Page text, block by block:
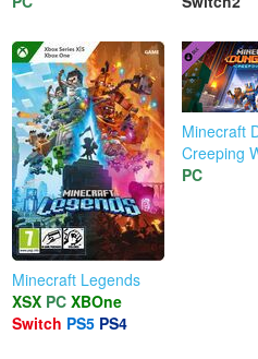
Minecraft Legends
XSX PC XBOne
Switch PS5 PS4
Minecraft
Creeping
PC